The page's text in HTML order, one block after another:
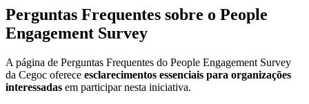
Perguntas Frequentes sobre o People
Engagement Survey
A página de Perguntas Frequentes do People Engagement Survey
da Cegoc oferece esclarecimentos essenciais para organizações
interessadas em participar nesta iniciativa.